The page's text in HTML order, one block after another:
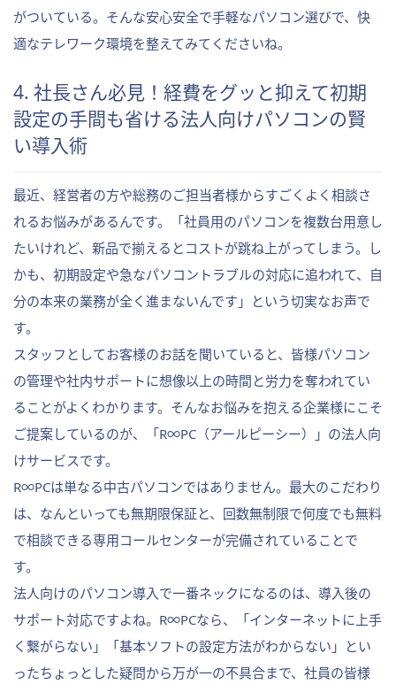
がついている。そんな安心安全で手軽なパソコン選びで、快
適なテレワーク環境を整えてみてくださいね。
4. 社長さん必見！経費をグッと抑えて初期
設定の手間も省ける法人向けパソコンの賢
い導入術
最近、経営者の方や総務のご担当者様からすごくよく相談さ
れるお悩みがあるんです。「社員用のパソコンを複数台用意し
たいけれど、新品で揃えるとコストが跳ね上がってしまう。し
かも、初期設定や急なパソコントラブルの対応に追われて、自
分の本来の業務が全く進まないんです」という切実なお声で
す。
スタッフとしてお客様のお話を聞いていると、皆様パソコン
の管理や社内サポートに想像以上の時間と労力を奪われてい
ることがよくわかります。そんなお悩みを抱える企業様にこそ
ご提案しているのが、「R∞PC（アールピーシー）」の法人向
けサービスです。
R∞PCは単なる中古パソコンではありません。最大のこだわり
は、なんといっても無期限保証と、回数無制限で何度でも無料
で相談できる専用コールセンターが完備されていることで
す。
法人向けのパソコン導入で一番ネックになるのは、導入後の
サポート対応ですよね。R∞PCなら、「インターネットに上手
く繋がらない」「基本ソフトの設定方法がわからない」とい
ったちょっとした疑問から万が一の不具合まで、社員の皆様